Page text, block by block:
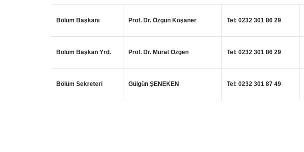
Bölüm Başkanı Prof. Dr. Özgün Koşaner Tel: 0232 301 86 29
Bölüm Başkan Yrd. Prof. Dr. Murat Özgen Tel: 0232 301 86 29
Bölüm Sekreteri Gülgün ŞENEKEN Tel: 0232 301 87 49